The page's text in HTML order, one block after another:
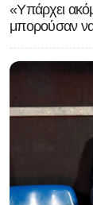
«Υπάρχει
μπορούσαν